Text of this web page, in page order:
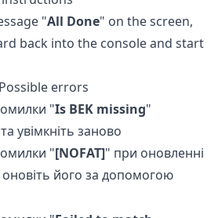
"All Done" on the screen,
back into the console and start
errors
"Is BEK missing"
увімкніть заново
"[NOFAT]" при оновленні
оновіть його за допомогою